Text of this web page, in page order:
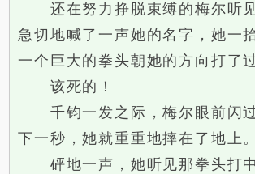
还在努力挣脱束缚的梅尔听
急切地喊了一声她的名字，她一
一个巨大的拳头朝她的方向打了
该死的！
千钧一发之际，梅尔眼前闪过
下一秒，她就重重地摔在了地上。
砰地一声，她听见那拳头打